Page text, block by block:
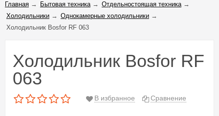
Главная → Бытовая техника→ Отдельностоящая техника→
Холодильники → Однокамерные холодильники →
Холодильник Bosfor RF 063
Холодильник Bosfor RF
063
В избранное Сравнение